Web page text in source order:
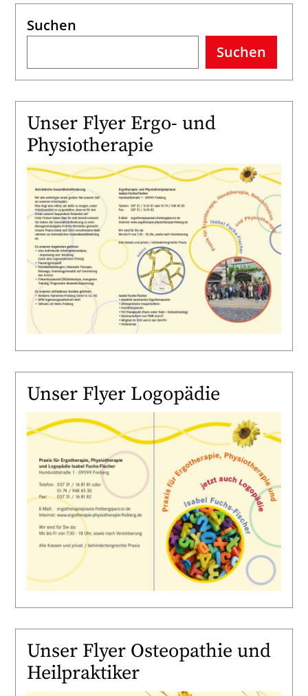
Suchen
Suchen
Unser Flyer Ergo- und
Physiotherapie
Unser Flyer Logopädie
Unser Flyer Osteopathie und
Heilpraktiker